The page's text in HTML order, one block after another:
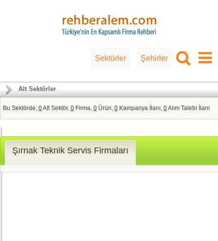
Sektörler Şehirler
Alt Sektörler
Bu Sektörde; 0Alt Sektör, 0 Firma, 0 Ürün, 0 Kampanya İlanı, 0Alım Talebi İlanı
Şırnak Teknik Servis Firmaları